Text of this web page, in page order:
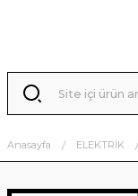
Anasayfa ELEKTRİK